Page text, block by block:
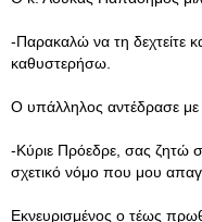
-Παρακαλώ να τη δεχτείτε
καθυστερήσω.
Ο υπάλληλος αντέδρασε με
-Κύριε Πρόεδρε, σας ζητώ
σχετικό νόμο που μου
Εκνευρισμένος ο τέως